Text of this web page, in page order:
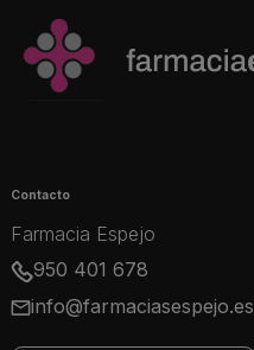
Contacto
Farmacia Espejo
950 401 678
info@farmaciasespejo.es